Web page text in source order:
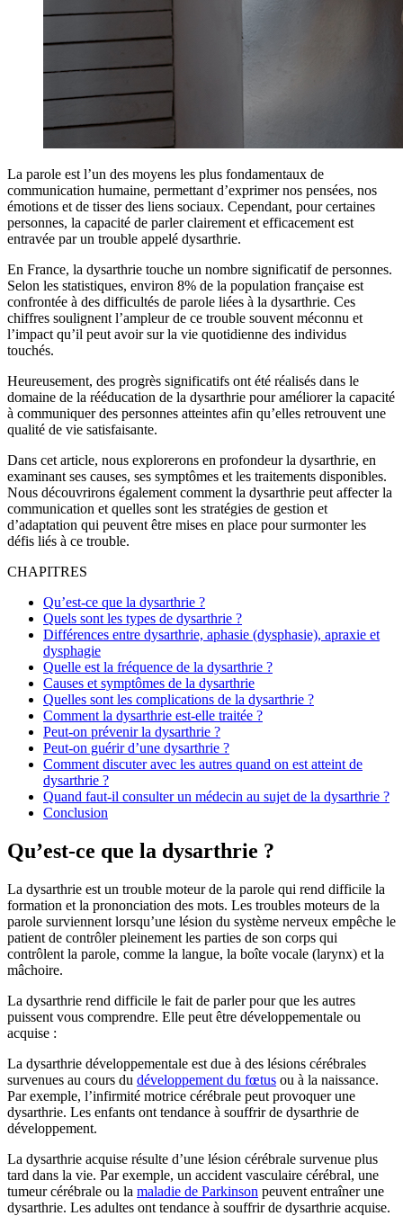
La parole est l’un des moyens les plus fondamentaux de
communication humaine, permettant d’exprimer nos pensées, nos
émotions et de tisser des liens sociaux. Cependant, pour certaines
personnes, la capacité de parler clairement et efficacement est
entravée par un trouble appelé dysarthrie.
En France, la dysarthrie touche un nombre significatif de personnes.
Selon les statistiques, environ 8% de la population française est
confrontée à des difficultés de parole liées à la dysarthrie. Ces
chiffres soulignent l’ampleur de ce trouble souvent méconnu et
l’impact qu’il peut avoir sur la vie quotidienne des individus
touchés.
Heureusement, des progrès significatifs ont été réalisés dans le
domaine de la rééducation de la dysarthrie pour améliorer la capacité
à communiquer des personnes atteintes afin qu’elles retrouvent une
qualité de vie satisfaisante.
Dans cet article, nous explorerons en profondeur la dysarthrie, en
examinant ses causes, ses symptômes et les traitements disponibles.
Nous découvrirons également comment la dysarthrie peut affecter la
communication et quelles sont les stratégies de gestion et
d’adaptation qui peuvent être mises en place pour surmonter les
défis liés à ce trouble.
CHAPITRES
Qu’est-ce que la dysarthrie ?
Quels sont les types de dysarthrie ?
Différences entre dysarthrie, aphasie (dysphasie), apraxie et
dysphagie
Quelle est la fréquence de la dysarthrie ?
Causes et symptômes de la dysarthrie
Quelles sont les complications de la dysarthrie ?
Comment la dysarthrie est-elle traitée ?
Peut-on prévenir la dysarthrie ?
Peut-on guérir d’une dysarthrie ?
Comment discuter avec les autres quand on est atteint de
dysarthrie ?
Quand faut-il consulter un médecin au sujet de la dysarthrie ?
Conclusion
Qu’est-ce que la dysarthrie ?
La dysarthrie est un trouble moteur de la parole qui rend difficile la
formation et la prononciation des mots. Les troubles moteurs de la
parole surviennent lorsqu’une lésion du système nerveux empêche le
patient de contrôler pleinement les parties de son corps qui
contrôlent la parole, comme la langue, la boîte vocale (larynx) et la
mâchoire.
La dysarthrie rend difficile le fait de parler pour que les autres
puissent vous comprendre. Elle peut être développementale ou
acquise :
La dysarthrie développementale est due à des lésions cérébrales
survenues au cours du développement du fœtus ou à la naissance.
Par exemple, l’infirmité motrice cérébrale peut provoquer une
dysarthrie. Les enfants ont tendance à souffrir de dysarthrie de
développement.
La dysarthrie acquise résulte d’une lésion cérébrale survenue plus
tard dans la vie. Par exemple, un accident vasculaire cérébral, une
tumeur cérébrale ou la maladie de Parkinson peuvent entraîner une
dysarthrie. Les adultes ont tendance à souffrir de dysarthrie acquise.